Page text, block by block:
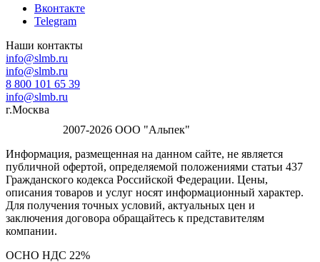
Вконтакте
Telegram
Наши контакты
info@slmb.ru
info@slmb.ru
8 800 101 65 39
info@slmb.ru
г.Москва
2007-2026 ООО "Альпек"
Информация, размещенная на данном сайте, не является
публичной офертой, определяемой положениями статьи 437
Гражданского кодекса Российской Федерации. Цены,
описания товаров и услуг носят информационный характер.
Для получения точных условий, актуальных цен и
заключения договора обращайтесь к представителям
компании.
ОСНО НДС 22%